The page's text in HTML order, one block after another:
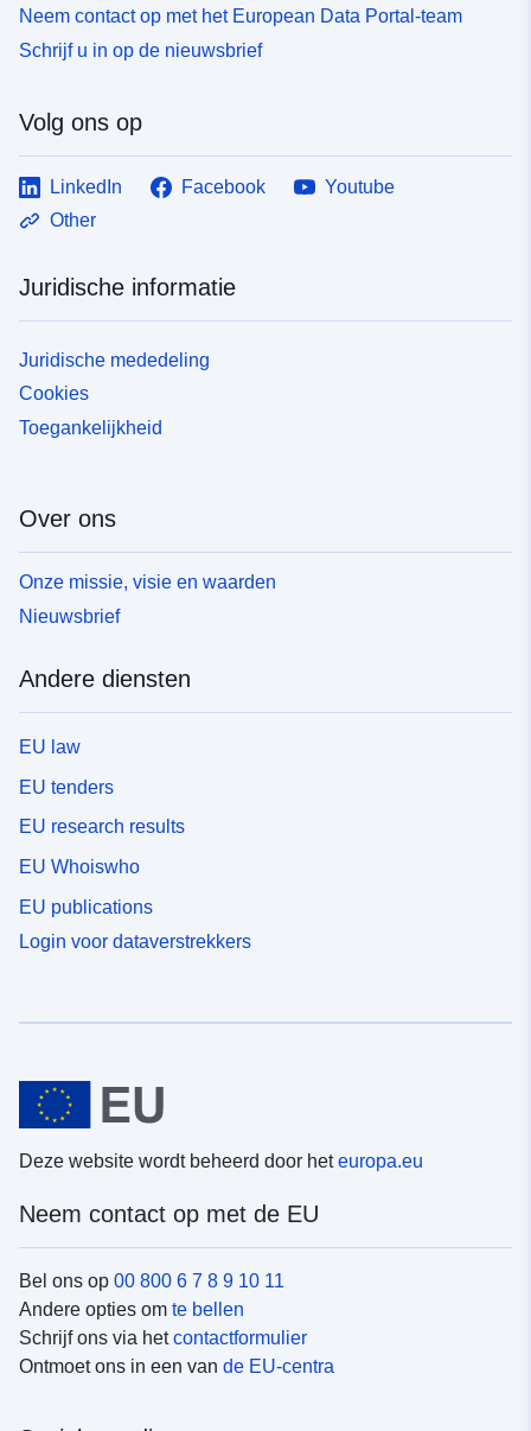
Neem contact op met het European Data Portal-team
Schrijf u in op de nieuwsbrief
Volg ons op
LinkedIn Facebook
Youtube
Other
Juridische informatie
Juridische mededeling
Cookies
Toegankelijkheid
Over ons
Onze missie, visie en waarden
Nieuwsbrief
Andere diensten
EU law
EU tenders
EU research results
EU Whoiswho
EU publications
Login voor dataverstrekkers
Deze website wordt beheerd door heteuropa.eu
Neem contact op met de EU
Bel ons op 00 800 6 7 8 9 10 11
Andere opties om te bellen
Schrijf ons via hetcontactformulier
Ontmoet ons in een van de EU-centra